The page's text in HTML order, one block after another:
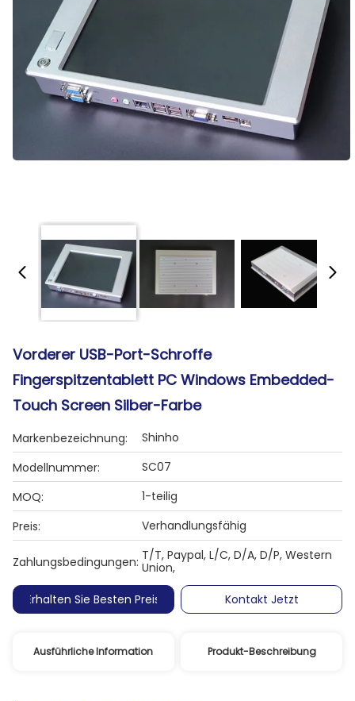
Vorderer USB-Port-Schroffe
Fingerspitzentablett PC Windows Embedded-
Touch Screen Silber-Farbe
Markenbezeichnung:
Shinho
Modellnummer:
SC07
MOQ:
1-teilig
Preis:
Verhandlungsfähig
Zahlungsbedingungen: T/T, Paypal, L/C, D/A, D/P, Western
Union,
Erhalten Sie Besten Preis
Kontakt Jetzt
Ausführliche Information Produkt-Beschreibung